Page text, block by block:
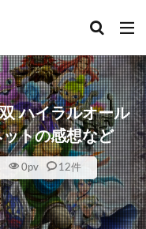
ハイラルオール
トの感想など
0pv 12件